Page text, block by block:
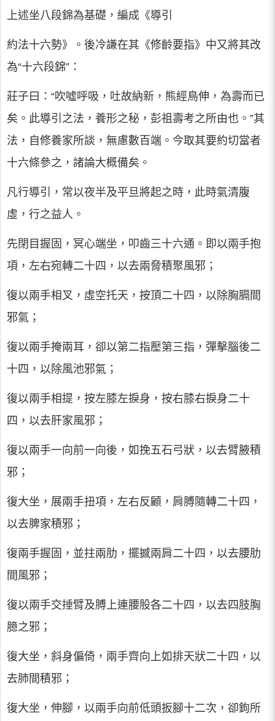
上述坐八段錦為基礎，編成《導引
約法十六勢》。後冷謙在其《修齡要指》中又將其改
為“十六段錦”：
莊子曰：“吹噓呼吸，吐故納新，熊經鳥伸，為壽而已
矣。此導引之法，養形之秘，彭祖壽考之所由也。”其
法，自修養家所談，無慮數百端。今取其要約切當者
十六條參之，諸論大概備矣。
凡行導引，常以夜半及平旦將起之時，此時氣清腹
虛，行之益人。
先閉目握固，冥心端坐，叩齒三十六通。即以兩手抱
項，左右宛轉二十四，以去兩脅積聚風邪；
復以兩手相叉，虛空托天，按頂二十四，以除胸膈間
邪氣；
復以兩手掩兩耳，卻以第二指壓第三指，彈擊腦後二
十四，以除風池邪氣；
復以兩手相提，按左膝左捩身，按右膝右捩身二十
四，以去肝家風邪；
復以兩手一向前一向後，如挽五石弓狀，以去臂腋積
邪；
復大坐，展兩手扭項，左右反顧，肩膊隨轉二十四，
以去脾家積邪；
復兩手握固，並拄兩肋，擺撼兩肩二十四，以去腰肋
間風邪；
復以兩手交捶臂及膊上連腰股各二十四，以去四肢胸
臆之邪；
復大坐，斜身偏倚，兩手齊向上如排天狀二十四，以
去肺間積邪；
復大坐，伸腳，以兩手向前低頭扳腳十二次，卻鉤所